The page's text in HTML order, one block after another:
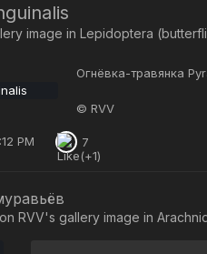
image in Lepidoptera
Огнёвка-травянка
© RVV
PM 7
RVV's gallery image in